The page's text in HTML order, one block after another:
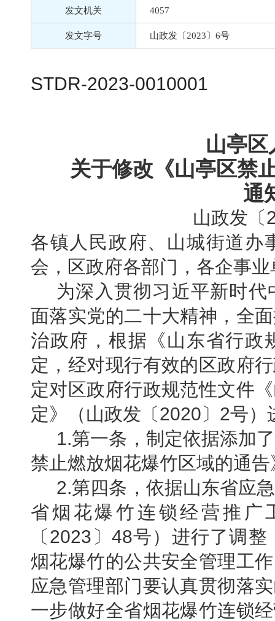
发文机关 4057
发文字号 山政发〔2023〕6号
STDR-2023-0010001
山亭区
关于修改《山亭区禁
通
山政发〔
各镇人民政府、山城街道办
会，区政府各部门，各企事业
为深入贯彻习近平新时
面落实党的二十大精神，全
治政府，根据《山东省行政
定，经对现行有效的区政府
定对区政府行政规范性文件
定》（山政发〔2020〕2号）
1.第一条，制定依据添加了
禁止燃放烟花爆竹区域的通告
2.第四条，依据山东省应
省烟花爆竹连锁经营推广
〔2023〕48号）进行了调
烟花爆竹的公共安全管理工
应急管理部门要认真贯彻落
一步做好全省烟花爆竹连锁